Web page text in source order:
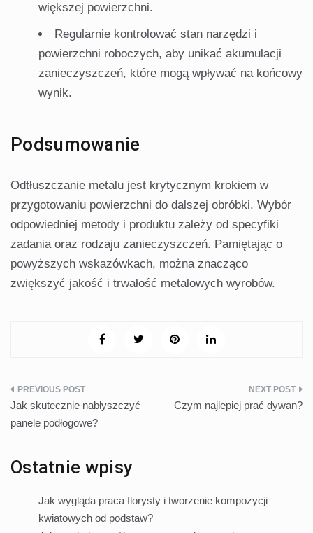
większej powierzchni.
Regularnie kontrolować stan narzędzi i
powierzchni roboczych, aby unikać akumulacji
zanieczyszczeń, które mogą wpływać na końcowy
wynik.
Podsumowanie
Odtłuszczanie metalu jest krytycznym krokiem w
przygotowaniu powierzchni do dalszej obróbki. Wybór
odpowiedniej metody i produktu zależy od specyfiki
zadania oraz rodzaju zanieczyszczeń. Pamiętając o
powyższych wskazówkach, można znacząco
zwiększyć jakość i trwałość metalowych wyrobów.
Nawigacja
wpisu
Jak skutecznie nabłyszczyć
panele podłogowe?
Czym najlepiej prać dywan?
Ostatnie wpisy
Jak wygląda praca florysty i tworzenie kompozycji
kwiatowych od podstaw?